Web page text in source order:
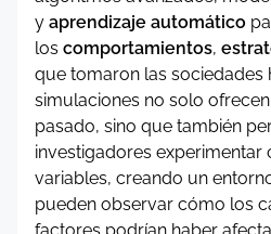
y aprendizaje automático
los comportamientos,
que tomaron las sociedades
simulaciones no solo
pasado, sino que también
investigadores experimentar
variables, creando un
pueden observar cómo los